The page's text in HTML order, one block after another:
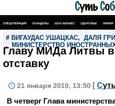
СПЕЦОПЕРАЦИЯ СКАНДАЛЫ ШОУ-БИЗНЕС ЗДОРОВЬЕ АРМИЯ
# ВИГАУДАС УШАЦКАС, ДАЛЯ
,
МИНИСТЕРСТВО
Главу МИДа Литвы
отставку
21 января 2010, 13:50 [ С
В четверг Глава